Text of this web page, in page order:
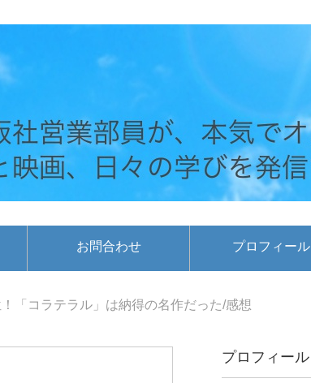
お問合わせ プロフィール
「コラテラル」は納得の名作だった/感想
プロフィール